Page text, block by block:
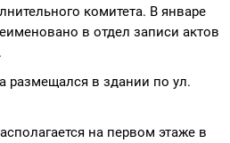
комитета. В январе
в отдел записи актов
размещался в здании по ул.
на первом этаже в